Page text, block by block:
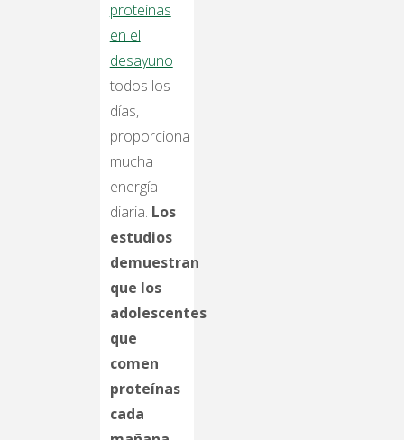
proteínas
en el
desayuno
todos los
días,
proporciona
mucha
energía
diaria. Los
estudios
demuestran
que los
adolescentes
que
comen
proteínas
cada